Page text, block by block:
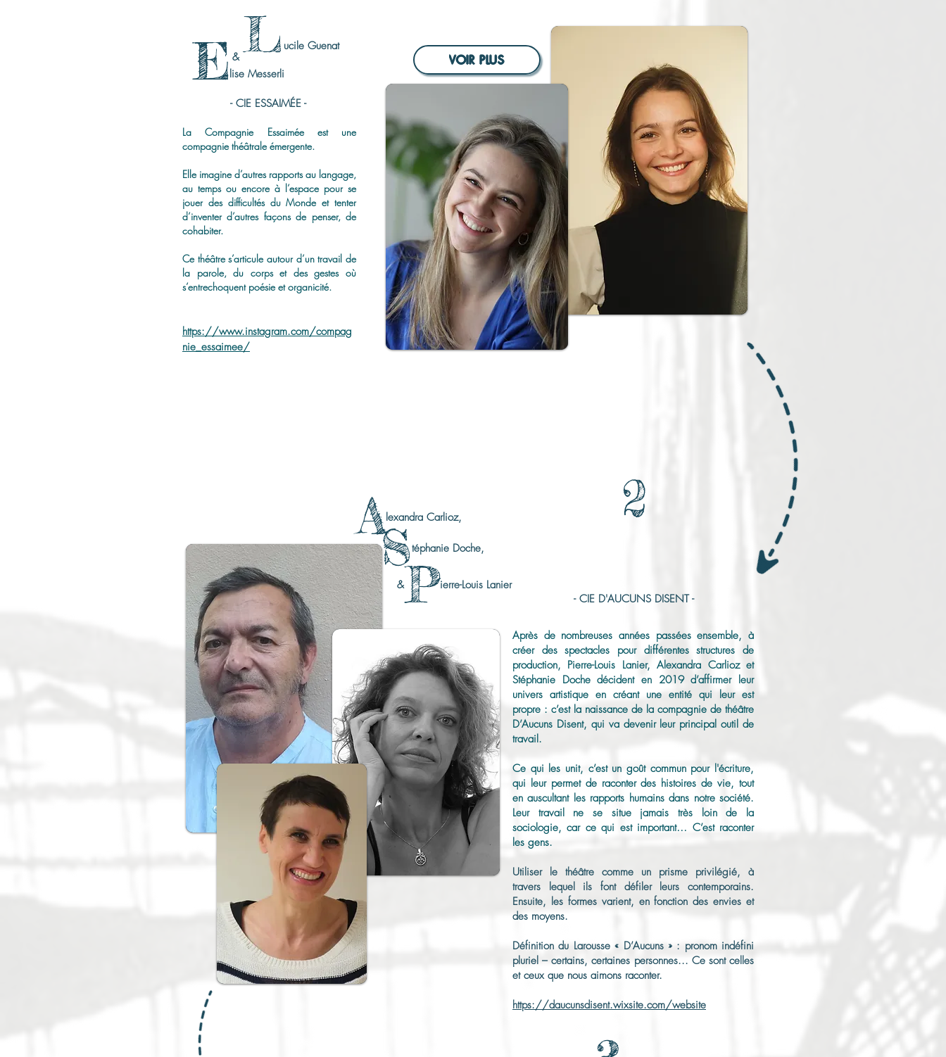
L
La Compagnie Essaimée est une
compagnie théâtrale émergente.
Elle imagine d’autres rapports au langage,
au temps ou encore à l’espace pour se
jouer des difficultés du Monde et tenter
d’inventer d’autres façons de penser, de
cohabiter.
Ce théâtre s’articule autour d’un travail de
la parole, du corps et des gestes où
s’entrechoquent poésie et organicité.
https://www.instagram.com/compag
nie_essaimee/
ucile Guenat
Elise Messerli
&
- CIE ESSAIMÉE -
VOIR PLUS
2
S
Après de nombreuses années passées ensemble, à
créer des spectacles pour différentes structures de
production, Pierre-Louis Lanier, Alexandra Carlioz et
Stéphanie Doche décident en 2019 d’affirmer leur
univers artistique en créant une entité qui leur est
propre : c’est la naissance de la compagnie de théâtre
D’Aucuns Disent, qui va devenir leur principal outil de
travail.
Ce qui les unit, c’est un goût commun pour l'écriture,
qui leur permet de raconter des histoires de vie, tout
en auscultant les rapports humains dans notre société.
Leur travail ne se situe jamais très loin de la
sociologie, car ce qui est important… C’est raconter
les gens.
Utiliser le théâtre comme un prisme privilégié, à
travers lequel ils font défiler leurs contemporains.
Ensuite, les formes varient, en fonction des envies et
des moyens.
Définition du Larousse « D’Aucuns » : pronom indéfini
pluriel – certains, certaines personnes... Ce sont celles
et ceux que nous aimons raconter.
https://daucunsdisent.wixsite.com/website
téphanie Doche,
- CIE D'AUCUNS DISENT -
A
P
lexandra Carlioz,
ierre-Louis Lanier
&